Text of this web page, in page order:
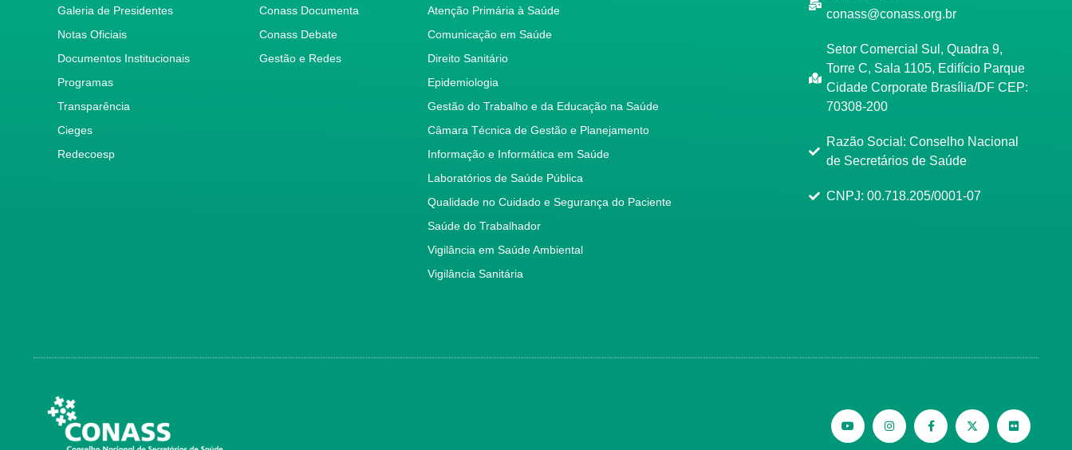
Galeria de Presidentes
Notas Oficiais
Documentos Institucionais
Programas
Transparência
Cieges
Redecoesp
Conass Documenta
Conass Debate
Gestão e Redes
Atenção Primária à Saúde
Comunicação em Saúde
Direito Sanitário
Epidemiologia
Gestão do Trabalho e da Educação na Saúde
Câmara Técnica de Gestão e Planejamento
Informação e Informática em Saúde
Laboratórios de Saúde Pública
Qualidade no Cuidado e Segurança do Paciente
Saúde do Trabalhador
Vigilância em Saúde Ambiental
Vigilância Sanitária
conass@conass.org.br
Setor Comercial Sul, Quadra 9,
Torre C, Sala 1105, Edifício Parque
Cidade Corporate Brasília/DF CEP:
70308-200
Razão Social: Conselho Nacional
de Secretários de Saúde
CNPJ: 00.718.205/0001-07